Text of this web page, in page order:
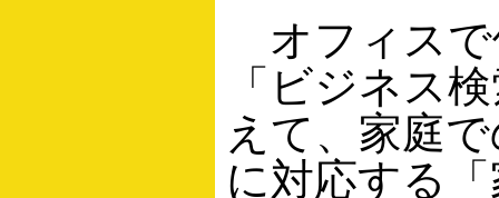
オフィスで
「ビジネス
えて、家庭
に対応する